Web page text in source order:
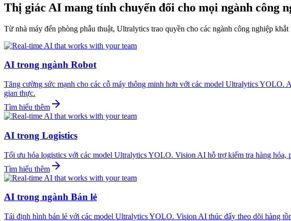
Thị giác AI mang tính chuyển đổi cho mọi ngành công
Từ nhà máy đến phòng phẫu thuật, Ultralytics trao quyền cho các ngành công nghiệp
AI trong ngành Robot
Tăng cường sức mạnh cho các cỗ máy thông minh hơn với các model Ultralytics
gian thực.
Tìm hiểu thêm
AI trong Logistics
Tối ưu hóa logistics với các model Ultralytics YOLO. Vision AI hỗ trợ kiểm tra hàng hóa,
Tìm hiểu thêm
AI trong ngành Bán lẻ
Tái định hình bán lẻ với các model Ultralytics YOLO. Vision AI thúc đẩy theo dõi hàng